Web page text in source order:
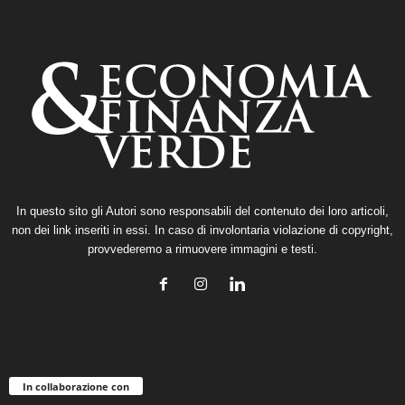
In questo sito gli Autori sono responsabili del contenuto dei loro articoli,
non dei link inseriti in essi. In caso di involontaria violazione di copyright,
provvederemo a rimuovere immagini e testi.
In collaborazione con